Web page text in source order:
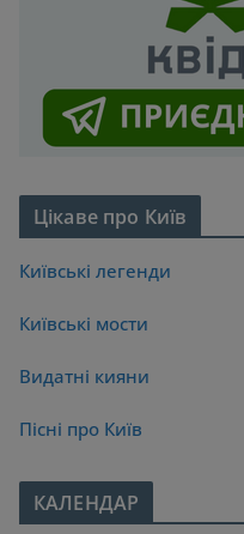
Цікаве про Київ
Київські легенди
Київські мости
Видатні кияни
Пісні про Київ
КАЛЕНДАР